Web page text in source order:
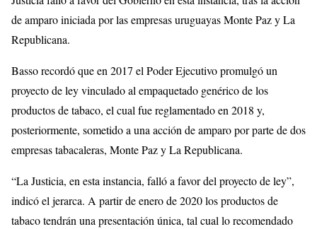
de amparo iniciada por las empresas uruguayas Monte Paz y La
Republicana.
Basso recordó que en 2017 el Poder Ejecutivo promulgó un
proyecto de ley vinculado al empaquetado genérico de los
productos de tabaco, el cual fue reglamentado en 2018 y,
posteriormente, sometido a una acción de amparo por parte de dos
empresas tabacaleras, Monte Paz y La Republicana.
“La Justicia, en esta instancia, falló a favor del proyecto de ley”,
indicó el jerarca. A partir de enero de 2020 los productos de
tabaco tendrán una presentación única, tal cual lo recomendado